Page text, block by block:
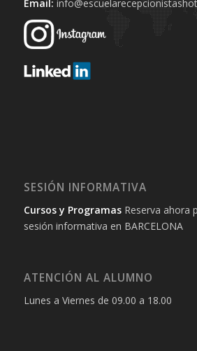
Email:
SESIÓN INFORMATIVA
Cursos y ProgramasReserva ahora
sesión informativa en BARCELONA
ATENCIÓN AL ALUMNO
Lunes a Viernes de 09.00 a 18.00